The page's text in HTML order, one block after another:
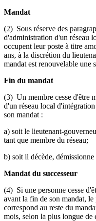
Mandat
(2) Sous réserve des
d'administration d'un réseau
occupent leur poste à titre
ans, à la discrétion du
mandat est renouvelable une
Fin du mandat
(3) Un membre cesse d'être
d'un réseau local
son mandat :
a) soit le lieutenant-
tant que membre du réseau;
b) soit il décède,
Mandat du successeur
(4) Si une personne cesse
avant la fin de son mandat, le
correspond au reste du
mois, selon la plus longue de